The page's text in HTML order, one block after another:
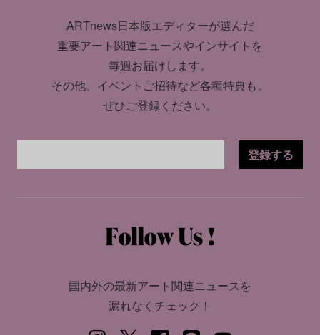
ARTnews日本版エディターが選んだ
重要アート関連ニュースやインサイトを
毎週お届けします。
その他、イベントご招待など各種特典も。
ぜひご登録ください。
登録する
国内外の最新アート関連ニュースを
漏れなくチェック！